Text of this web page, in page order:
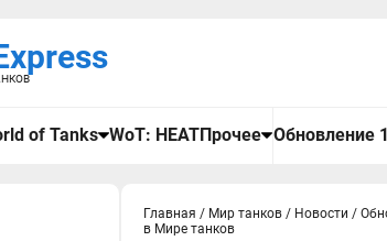
of Tanks WoT: HEATПрочее Обновление
Главная / Мир танков / Новости /
в Мире танков